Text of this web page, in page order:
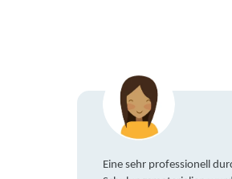
Eine sehr professionell